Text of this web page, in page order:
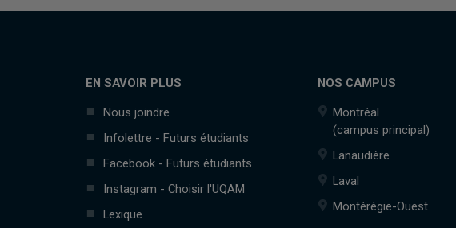
EN SAVOIR PLUS
Nous joindre
Infolettre - Futurs étudiants
Facebook - Futurs étudiants
Instagram - Choisir l'UQAM
Lexique
NOS CAMPUS
Montréal
(campus principal)
Lanaudière
Laval
Montérégie-Ouest